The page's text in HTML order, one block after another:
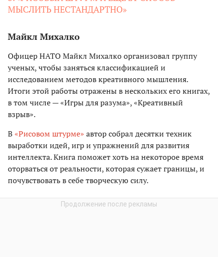
МЫСЛИТЬ НЕСТАНДАРТНО»
Майкл Михалко
Офицер НАТО Майкл Михалко организовал группу
ученых, чтобы заняться классификацией и
исследованием методов креативного мышления.
Итоги этой работы отражены в нескольких его книгах,
в том числе — «Игры для разума», «Креативный
взрыв».
В «Рисовом штурме» автор собрал десятки техник
выработки идей, игр и упражнений для развития
интеллекта. Книга поможет хоть на некоторое время
оторваться от реальности, которая сужает границы, и
почувствовать в себе творческую силу.